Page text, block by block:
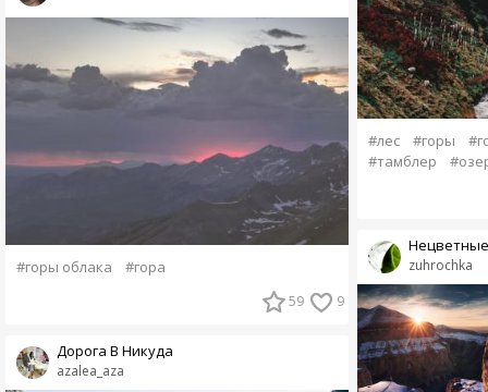
#горы облака #гора
59 9
azalea_aza
Дорога В Никуда
#лес #горы
#тамблер
zuhrochka